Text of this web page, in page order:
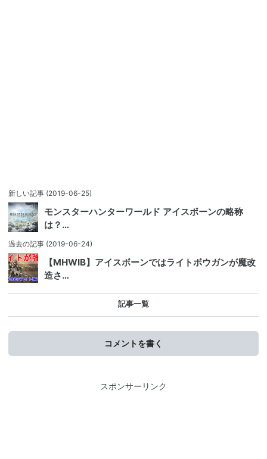
新しい記事 (2019-06-25)
モンスターハンターワールド アイスボーンの略称
は？…
過去の記事 (2019-06-24)
【MHWIB】アイスボーンではライトボウガンが魔改
造さ…
記事一覧
コメントを書く
スポンサーリンク